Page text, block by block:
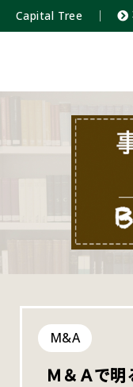
Capital Tree ｜
M&A
Ｍ＆Ａで